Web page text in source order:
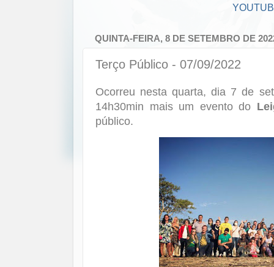
QUINTA-FEIRA, 8 DE SETEMBRO DE
Terço Público - 07/09/2022
Ocorreu nesta quarta, dia 7 de
14h30min mais um evento do
público.